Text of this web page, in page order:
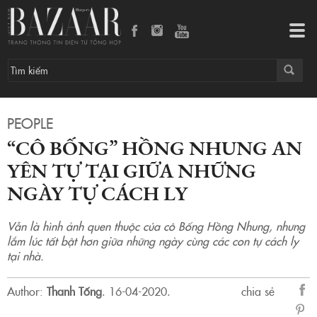
PEOPLE
“CÔ BỐNG” HỒNG NHUNG AN
YÊN TỰ TẠI GIỮA NHỮNG
NGÀY TỰ CÁCH LY
Vẫn là hình ảnh quen thuộc của cô Bống Hồng Nhung, nhưng
lắm lúc tất bật hơn giữa những ngày cùng các con tự cách ly
tại nhà.
Author: Thanh Tống. 16-04-2020.
chia sẻ
sẻ